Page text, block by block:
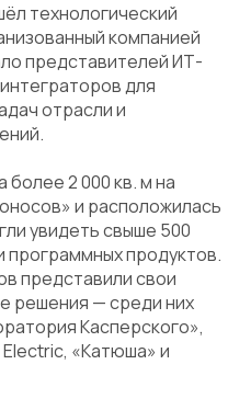
технологический
компанией
представителей ИТ-
для
отрасли и
более 2 000 кв. м на
и расположилась
увидеть свыше 500
продуктов.
представили свои
решения — среди них
Касперского»,
«Катюша» и